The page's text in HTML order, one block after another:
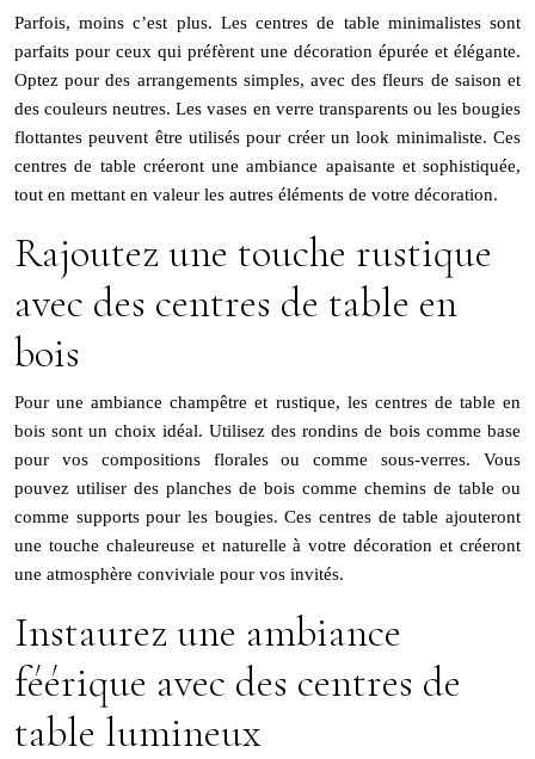
Parfois, moins c’est plus. Les centres de table minimalistes sont
parfaits pour ceux qui préfèrent une décoration épurée et élégante.
Optez pour des arrangements simples, avec des fleurs de saison et
des couleurs neutres. Les vases en verre transparents ou les bougies
flottantes peuvent être utilisés pour créer un look minimaliste. Ces
centres de table créeront une ambiance apaisante et sophistiquée,
tout en mettant en valeur les autres éléments de votre décoration.
Rajoutez une touche rustique
avec des centres de table en
bois
Pour une ambiance champêtre et rustique, les centres de table en
bois sont un choix idéal. Utilisez des rondins de bois comme base
pour vos compositions florales ou comme sous-verres. Vous
pouvez utiliser des planches de bois comme chemins de table ou
comme supports pour les bougies. Ces centres de table ajouteront
une touche chaleureuse et naturelle à votre décoration et créeront
une atmosphère conviviale pour vos invités.
Instaurez une ambiance
féérique avec des centres de
table lumineux